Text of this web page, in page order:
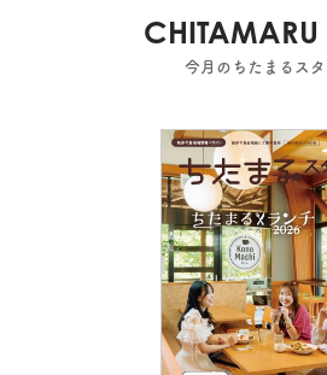
今月のちたまるス